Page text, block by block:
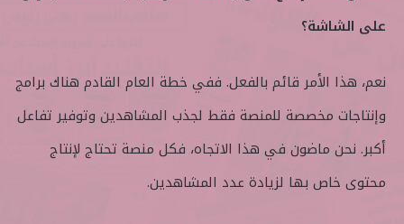
على الشاشة؟
نعم، هذا الأمر قائم بالفعل. ففي خطة العام القادم هناك برامج
وإنتاجات مخصصة للمنصة فقط لجذب المشاهدين وتوفير تفاعل
أكبر. نحن ماضون في هذا الاتجاه، فكل منصة تحتاج لإنتاج
محتوى خاص بها لزيادة عدد المشاهدين.